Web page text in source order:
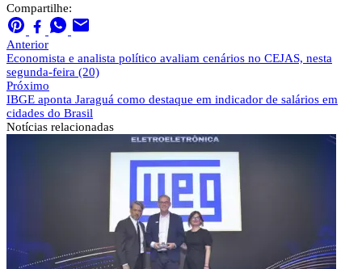
Compartilhe:
Anterior
Economista e analista político avaliam cenários no CEJAS, nesta
segunda-feira (20)
Próximo
IBGE aponta Jaraguá como destaque em indicador de salários em
cidades do Brasil
Notícias relacionadas